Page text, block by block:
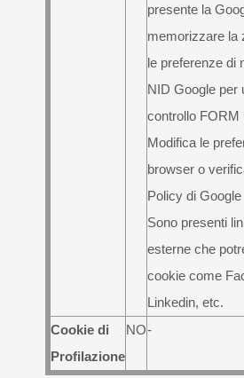
presente la
memorizzare la
le preferenze di
NID Google per
controllo FORM
Modifica le
browser o
Policy di Google
Sono presenti
esterne che
cookie come
Linkedin, etc.
Cookie di
Profilazione
NO-